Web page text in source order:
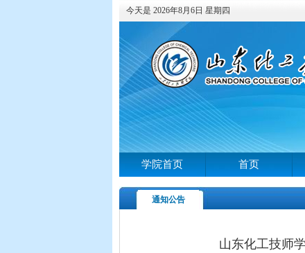
今天是 2026年8月6日 星期四
学院首页 首页
通知公告
山东化工技师